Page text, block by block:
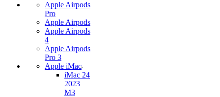
Apple Airpods
Pro
Apple Airpods
Apple Airpods
4
Apple Airpods
Pro 3
Apple iMac
iMac 24
2023
M3